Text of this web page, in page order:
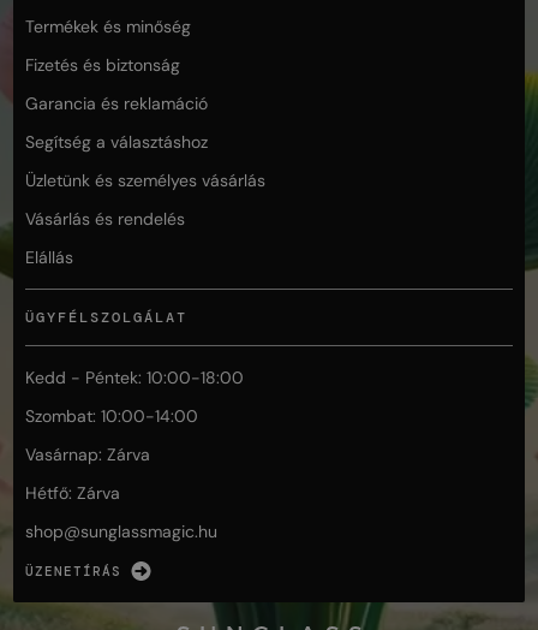
Termékek és minőség
Fizetés és biztonság
Garancia és reklamáció
Segítség a választáshoz
Üzletünk és személyes vásárlás
Vásárlás és rendelés
Elállás
ÜGYFÉLSZOLGÁLAT
Kedd - Péntek: 10:00-18:00
Szombat: 10:00-14:00
Vasárnap: Zárva
Hétfő: Zárva
shop@sunglassmagic.hu
ÜZENETÍRÁS